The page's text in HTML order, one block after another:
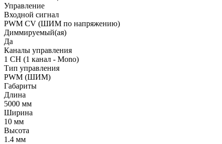
Управление
Входной сигнал
PWM СV (ШИМ по напряжению)
Диммируемый(ая)
Да
Каналы управления
1 CH (1 канал - Mono)
Тип управления
PWM (ШИМ)
Габариты
Длина
5000 мм
Ширина
10 мм
Высота
1.4 мм